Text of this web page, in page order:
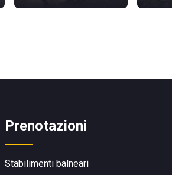
Prenotazioni
Stabilimenti balneari